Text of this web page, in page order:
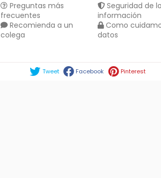
Preguntas más
frecuentes
Recomienda a un
colega
Seguridad de la
información
Como
datos
Tweet Facebook Pinterest